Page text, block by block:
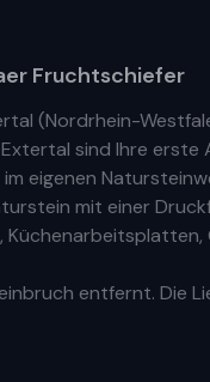
Fruchtschiefer
(Nordrhein-
Extertal sind Ihre erste
eigenen
mit einer
entfernt. Die